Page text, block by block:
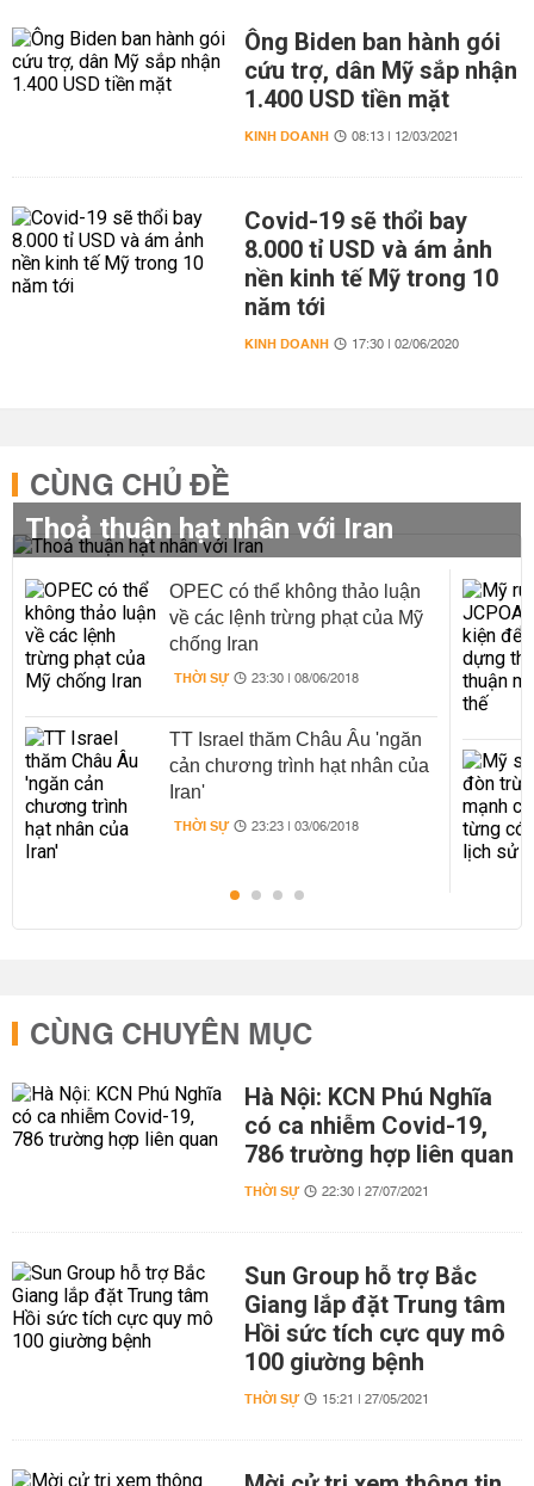
Ông Biden ban hành gói
cứu trợ, dân Mỹ sắp nhận
1.400 USD tiền mặt
KINH DOANH 08:13 | 12/03/2021
Covid-19 sẽ thổi bay
8.000 tỉ USD và ám ảnh
nền kinh tế Mỹ trong 10
năm tới
KINH DOANH 17:30 | 02/06/2020
CÙNG CHỦ ĐỀ
Thoả thuận hạt nhân với Iran
OPEC có thể không thảo luận
về các lệnh trừng phạt của Mỹ
chống Iran
THỜI SỰ 23:30 | 08/06/2018
TT Israel thăm Châu Âu 'ngăn
cản chương trình hạt nhân của
Iran'
THỜI SỰ 23:23 | 03/06/2018
CÙNG CHUYÊN MỤC
Hà Nội: KCN Phú Nghĩa
có ca nhiễm Covid-19,
786 trường hợp liên quan
THỜI SỰ 22:30 | 27/07/2021
Sun Group hỗ trợ Bắc
Giang lắp đặt Trung tâm
Hồi sức tích cực quy mô
100 giường bệnh
THỜI SỰ 15:21 | 27/05/2021